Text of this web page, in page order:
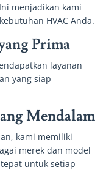
menjadikan kami
HVAC Anda.
Prima
layanan
yang siap
Mendalam
kami memiliki
merek dan model
untuk setiap